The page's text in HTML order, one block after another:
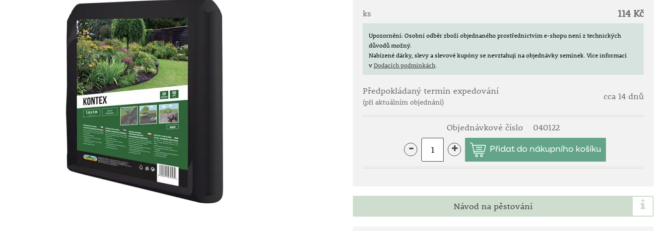
ks
114 Kč
Upozornění: Osobní odběr zboží objednaného prostřednictvím e-shopu není z technických
důvodů možný.
Nabízené dárky, slevy a slevové kupóny se nevztahují na objednávky semínek. Více informací
vDodacích podmínkách.
Předpokládaný termín expedování
(při aktuálním objednání)
cca 14 dnů
Objednávkové číslo 040122
- +
Návod na pěstování